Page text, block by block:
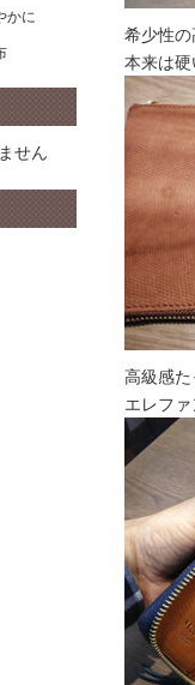
かに
せん
希少性
本来は
高級感
エレフ